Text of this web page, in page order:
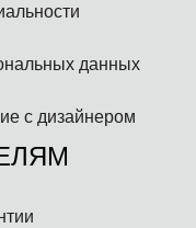
данных
с дизайнером